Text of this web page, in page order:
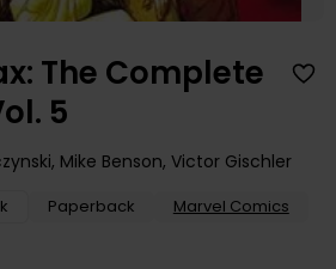
The Complete
5
, Mike Benson, Victor Gischler
Paperback
Marvel Comics